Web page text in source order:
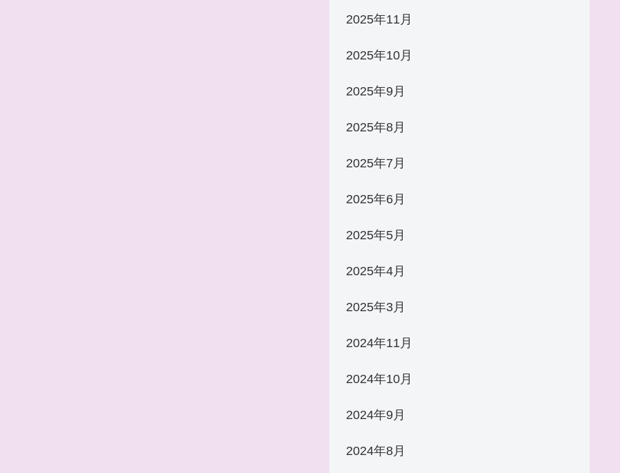
2025年11月
2025年10月
2025年9月
2025年8月
2025年7月
2025年6月
2025年5月
2025年4月
2025年3月
2024年11月
2024年10月
2024年9月
2024年8月